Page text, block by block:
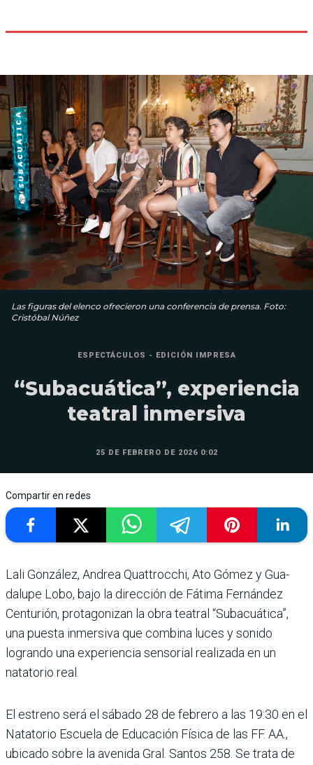
Las figuras del elenco ofrecieron una conferencia de prensa. Foto:
Cristóbal Núñez
ESPECTÁCULOS - EDICIÓN IMPRESA
“Subacuática”, experiencia
teatral inmersiva
25 DE FEBRERO DE 2026 0:02
Compartir en redes
Lali González, Andrea Qua­ttrocchi, Ato Gómez y Gua­
dalupe Lobo, bajo la direc­ción de Fátima Fernández
Centurión, protagonizan la obra teatral “Subacuá­tica”,
una puesta inmersiva que combina luces y sonido
logrando una experiencia sensorial realizada en un
natatorio real.
El estreno será el sábado 28 de febrero a las 19:30 en el
Natatorio Escuela de Edu­cación Física de las FF. AA.,
ubicado sobre la avenida Gral. Santos 258. Se trata de